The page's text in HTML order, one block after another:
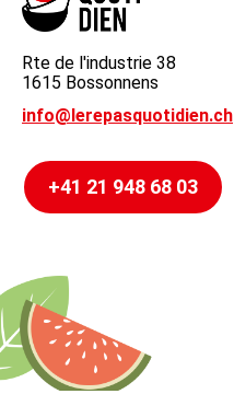
Rte de l'industrie 38
1615 Bossonnens
info@lerepasquotidien.ch
+41 21 948 68 03